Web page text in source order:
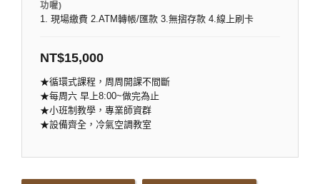
功喔)
1. 現場繳費 2.ATM轉帳/匯款 3.無摺存款 4.線上刷卡
NT$15,000
★循環式課程，周周開課不間斷
★每周六 早上8:00~做完為止
★小班制教學，專業師資群
★設備齊全，冷氣空調教室